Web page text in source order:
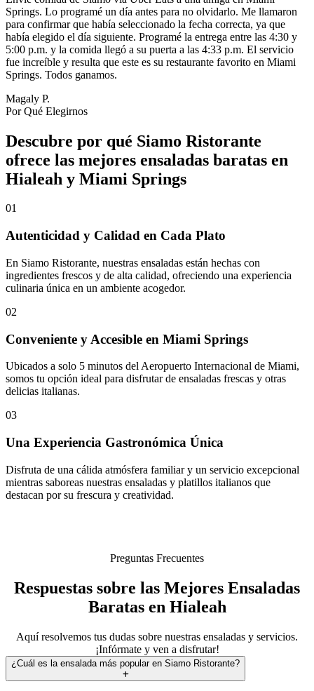
Springs. Lo programé un día antes para no olvidarlo. Me llamaron
para confirmar que había seleccionado la fecha correcta, ya que
había elegido el día siguiente. Programé la entrega entre las 4:30 y
5:00 p.m. y la comida llegó a su puerta a las 4:33 p.m. El servicio
fue increíble y resulta que este es su restaurante favorito en Miami
Springs. Todos ganamos.
Magaly P.
Por Qué Elegirnos
Descubre por qué Siamo Ristorante
ofrece las mejores ensaladas baratas en
Hialeah y Miami Springs
01
Autenticidad y Calidad en Cada Plato
En Siamo Ristorante, nuestras ensaladas están hechas con
ingredientes frescos y de alta calidad, ofreciendo una experiencia
culinaria única en un ambiente acogedor.
02
Conveniente y Accesible en Miami Springs
Ubicados a solo 5 minutos del Aeropuerto Internacional de Miami,
somos tu opción ideal para disfrutar de ensaladas frescas y otras
delicias italianas.
03
Una Experiencia Gastronómica Única
Disfruta de una cálida atmósfera familiar y un servicio excepcional
mientras saboreas nuestras ensaladas y platillos italianos que
destacan por su frescura y creatividad.
Preguntas Frecuentes
Respuestas sobre las Mejores Ensaladas
Baratas en Hialeah
Aquí resolvemos tus dudas sobre nuestras ensaladas y servicios.
¡Infórmate y ven a disfrutar!
¿Cuál es la ensalada más popular en Siamo Ristorante?